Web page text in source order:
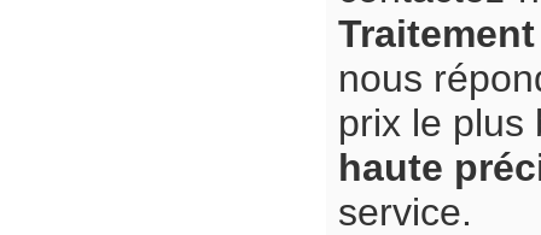
nous
prix le
haute
service.